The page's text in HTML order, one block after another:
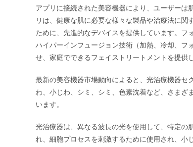
アプリに接続された美容機器により、ユーザー
リは、健康な肌に必要な様々な製品や治療法に
ために、先進的なデバイスを提供しています。
ハイパーインフュージョン技術（加熱、冷却、フ
せ、家庭でできるフェイストリートメントを提供
最新の美容機器市場動向によると、光治療機器セ
わ、小じわ、シミ、シミ、色素沈着など、さまざ
います。
光治療器は、異なる波長の光を使用して、特定の
れ、細胞プロセスを刺激するために使用され、小